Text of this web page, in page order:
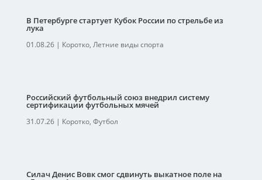
В Петербурге стартует Кубок России по стрельбе из
лука
01.08.26| Коротко, Летние виды спорта
Российский футбольный союз внедрил систему
сертификации футбольных мячей
31.07.26| Коротко, Футбол
Силач Денис Вовк смог сдвинуть выкатное поле на